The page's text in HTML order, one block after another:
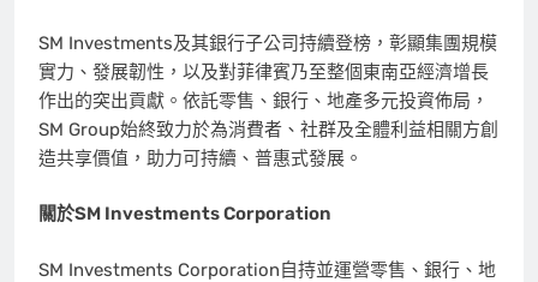
SM Investments及其銀行子公司持續登榜，彰顯集團規模
實力、發展韌性，以及對菲律賓乃至整個東南亞經濟增長
作出的突出貢獻。依託零售、銀行、地產多元投資佈局，
SM Group始終致力於為消費者、社群及全體利益相關方創
造共享價值，助力可持續、普惠式發展。
關於SM Investments Corporation
SM Investments Corporation自持並運營零售、銀行、地